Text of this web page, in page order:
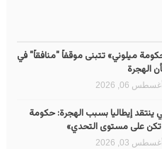
ميلوني» تتبنى موقفاً "منافقاً" في
الهجرة
أغسطس 06, 2026
ينتقد إيطاليا بسبب الهجرة: حكومة
تكن على مستوى التحدي»
أغسطس 03, 2026